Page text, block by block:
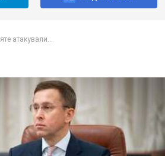
вчителям підвищать
розкрив деталі
зарплат педагогам уряд
стипендій